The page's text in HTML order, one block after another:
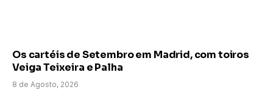
Os cartéis de Setembro em Madrid, com toiros
Veiga Teixeira e Palha
8 de Agosto, 2026